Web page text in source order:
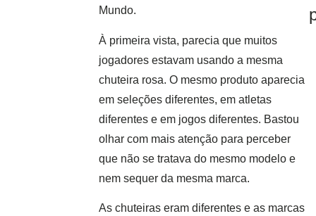
Mundo.
À primeira vista, parecia que muitos
jogadores estavam usando a mesma
chuteira rosa. O mesmo produto aparecia
em seleções diferentes, em atletas
diferentes e em jogos diferentes. Bastou
olhar com mais atenção para perceber
que não se tratava do mesmo modelo e
nem sequer da mesma marca.
As chuteiras eram diferentes e as marcas